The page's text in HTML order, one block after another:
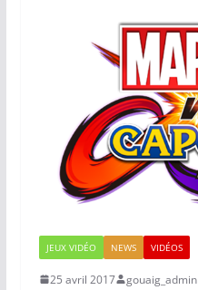
JEUX VIDÉO NEWS VIDÉOS
25 avril 2017 gouaig_admin